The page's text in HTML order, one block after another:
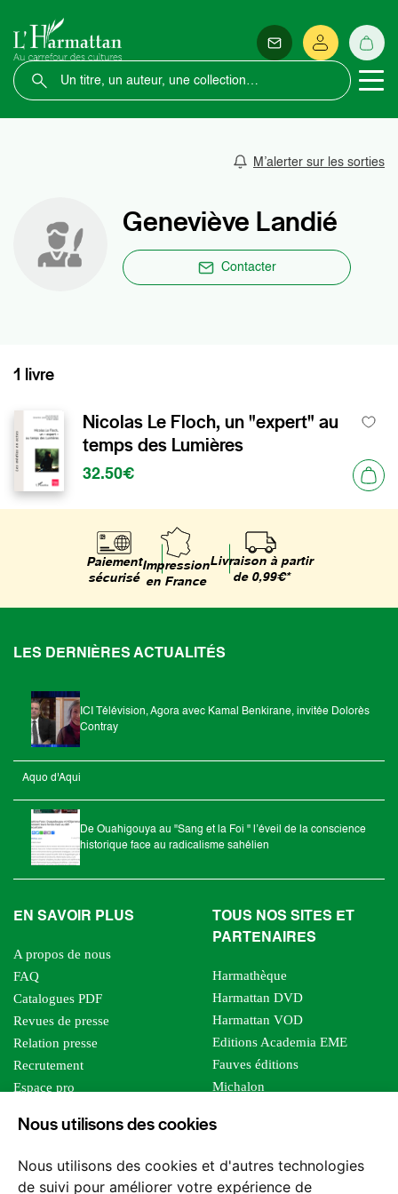
Nous utilisons des cookies
Nous utilisons des cookies et d'autres technologies
de suivi pour améliorer votre expérience de
M’alerter sur les sorties
Geneviève Landié
Contacter
1 livre
Nicolas Le Floch, un "expert" au
temps des Lumières
32.50€
Paiement
sécurisé
Impression
en France
Livraison à partir
de 0,99€*
LES DERNIÈRES ACTUALITÉS
ICI Télévision, Agora avec Kamal Benkirane, invitée Dolorès
Contray
Aquo d'Aqui
De Ouahigouya au "Sang et la Foi " l’éveil de la conscience
historique face au radicalisme sahélien
EN SAVOIR PLUS
A propos de nous
FAQ
Catalogues PDF
Revues de presse
Relation presse
Recrutement
Espace pro
Foreign rights
TOUS NOS SITES ET
PARTENAIRES
Harmathèque
Harmattan DVD
Harmattan VOD
Editions Academia EME
Fauves éditions
Michalon
Editions Sutton
Les impliqués